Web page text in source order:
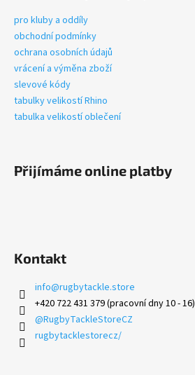
pro kluby a oddíly
obchodní podmínky
ochrana osobních údajů
vrácení a výměna zboží
slevové kódy
tabulky velikostí Rhino
tabulka velikostí oblečení
Přijímáme online platby
Kontakt
info@rugbytackle.store
+420 722 431 379 (pracovní dny 10 - 16)
@RugbyTackleStoreCZ
rugbytacklestorecz/